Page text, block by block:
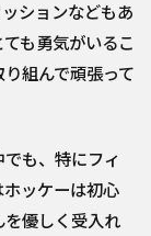
ションなどもあ
も勇気がいるこ
組んで頑張って
も、特にフィ
ッケーは初心
優しく受入れ